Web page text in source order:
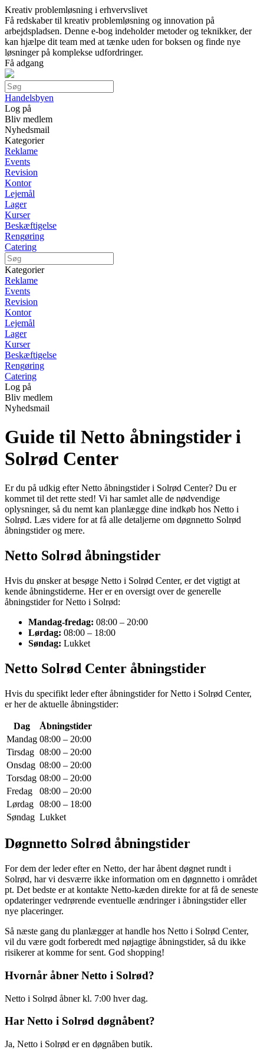
Kreativ problemløsning i erhvervslivet
Få redskaber til kreativ problemløsning og innovation på
arbejdspladsen. Denne e-bog indeholder metoder og teknikker, der
kan hjælpe dit team med at tænke uden for boksen og finde nye
løsninger på komplekse udfordringer.
Få adgang
Handelsbyen
Log på
Bliv medlem
Nyhedsmail
Kategorier
Reklame
Events
Revision
Kontor
Lejemål
Lager
Kurser
Beskæftigelse
Rengøring
Catering
Kategorier
Reklame
Events
Revision
Kontor
Lejemål
Lager
Kurser
Beskæftigelse
Rengøring
Catering
Log på
Bliv medlem
Nyhedsmail
Guide til Netto åbningstider i
Solrød Center
Er du på udkig efter Netto åbningstider i Solrød Center? Du er
kommet til det rette sted! Vi har samlet alle de nødvendige
oplysninger, så du nemt kan planlægge dine indkøb hos Netto i
Solrød. Læs videre for at få alle detaljerne om døgnnetto Solrød
åbningstider og mere.
Netto Solrød åbningstider
Hvis du ønsker at besøge Netto i Solrød Center, er det vigtigt at
kende åbningstiderne. Her er en oversigt over de generelle
åbningstider for Netto i Solrød:
Mandag-fredag: 08:00 – 20:00
Lørdag: 08:00 – 18:00
Søndag: Lukket
Netto Solrød Center åbningstider
Hvis du specifikt leder efter åbningstider for Netto i Solrød Center,
er her de aktuelle åbningstider:
Dag
Åbningstider
Mandag 08:00 – 20:00
Tirsdag 08:00 – 20:00
Onsdag 08:00 – 20:00
Torsdag 08:00 – 20:00
Fredag
08:00 – 20:00
Lørdag 08:00 – 18:00
Søndag Lukket
Døgnnetto Solrød åbningstider
For dem der leder efter en Netto, der har åbent døgnet rundt i
Solrød, har vi desværre ikke information om en døgnnetto i området
pt. Det bedste er at kontakte Netto-kæden direkte for at få de seneste
opdateringer vedrørende eventuelle ændringer i åbningstider eller
nye placeringer.
Så næste gang du planlægger at handle hos Netto i Solrød Center,
vil du være godt forberedt med nøjagtige åbningstider, så du ikke
risikerer at komme for sent. God shopping!
Hvornår åbner Netto i Solrød?
Netto i Solrød åbner kl. 7:00 hver dag.
Har Netto i Solrød døgnåbent?
Ja, Netto i Solrød er en døgnåben butik.